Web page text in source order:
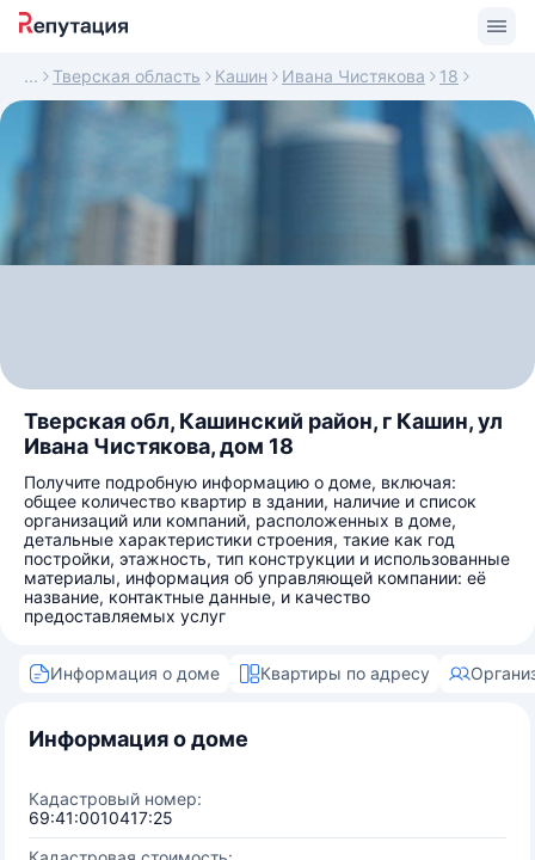
Тверская область Кашин Ивана Чистякова 18
Тверская обл, Кашинский район, г Кашин, ул
Ивана Чистякова, дом 18
Получите подробную информацию о доме, включая:
общее количество квартир в здании, наличие и список
организаций или компаний, расположенных в доме,
детальные характеристики строения, такие как год
постройки, этажность, тип конструкции и использованные
материалы, информация об управляющей компании: её
название, контактные данные, и качество
предоставляемых услуг
Информация о доме Квартиры по адресу
Информация о доме
Кадастровый номер:
69:41:0010417:25